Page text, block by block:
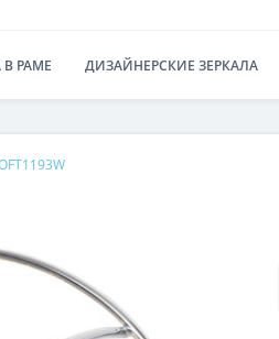
В РАМЕ ДИЗАЙНЕРСКИЕ ЗЕРКАЛА